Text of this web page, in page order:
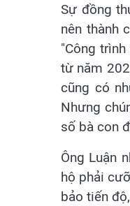
Sự đồng
nên thành
"Công
từ năm
cũng có
Nhưng
số bà con
Ông Luận
hộ phải
bảo tiến